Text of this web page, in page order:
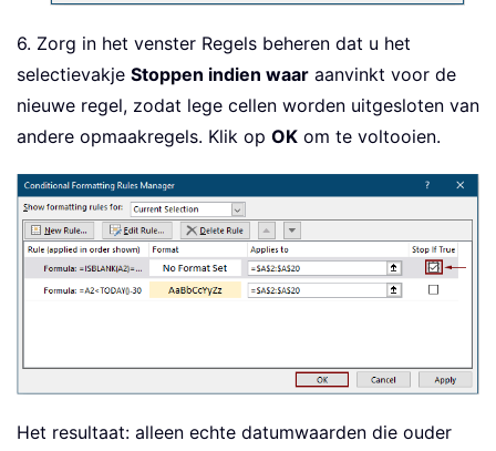
6. Zorg in het venster Regels beheren dat u het
selectievakje Stoppen indien waar aanvinkt voor de
nieuwe regel, zodat lege cellen worden uitgesloten van
andere opmaakregels. Klik op OK om te voltooien.
Het resultaat: alleen echte datumwaarden die ouder